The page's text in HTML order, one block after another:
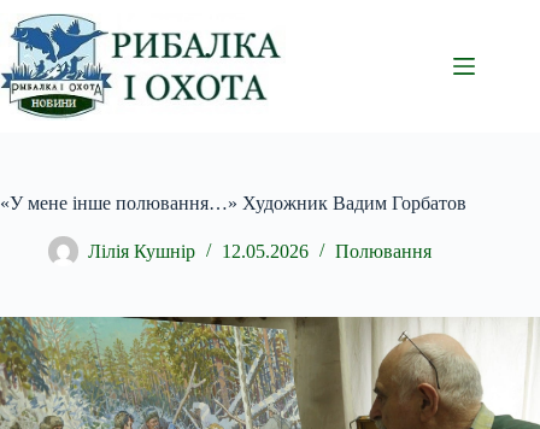
Перейти
до
вмісту
«У мене інше полювання…» Художник Вадим Горбатов
Лілія Кушнір 12.05.2026 Полювання